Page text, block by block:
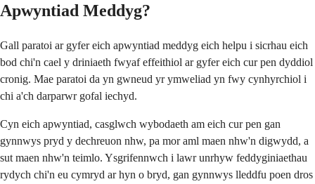
Apwyntiad Meddyg?
Gall paratoi ar gyfer eich apwyntiad meddyg eich helpu i sicrhau eich
bod chi'n cael y driniaeth fwyaf effeithiol ar gyfer eich cur pen dyddiol
cronig. Mae paratoi da yn gwneud yr ymweliad yn fwy cynhyrchiol i
chi a'ch darparwr gofal iechyd.
Cyn eich apwyntiad, casglwch wybodaeth am eich cur pen gan
gynnwys pryd y dechreuon nhw, pa mor aml maen nhw'n digwydd, a
sut maen nhw'n teimlo. Ysgrifennwch i lawr unrhyw feddyginiaethau
rydych chi'n eu cymryd ar hyn o bryd, gan gynnwys lleddfu poen dros